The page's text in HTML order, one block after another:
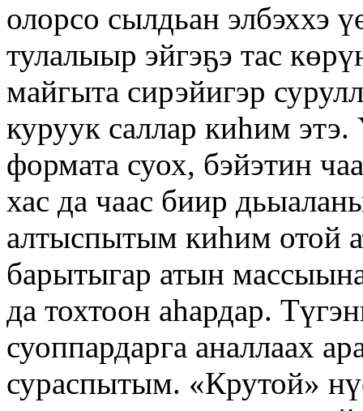
олорсо сылдьан элбэххэ
тулалыыр эйгэҕэ тас
майгыта сирэйигэр
куруук саллар киһим
формата суох, бэйэтин
хас да чаас биир
алтыспытым киһим отой
барытыгар атын
да тохтоон аһардар.
суоппардарга аналлаах
сураспытым. «Крутой»